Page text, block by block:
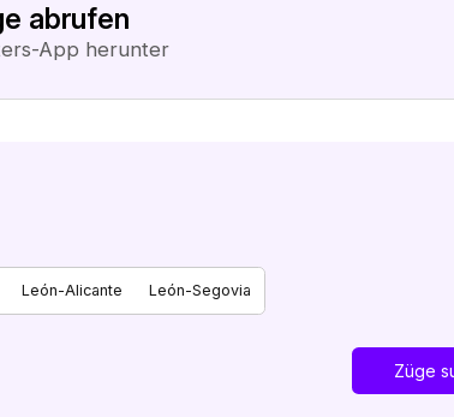
abrufen
App herunter
León-Alicante León-Segovia
Züge